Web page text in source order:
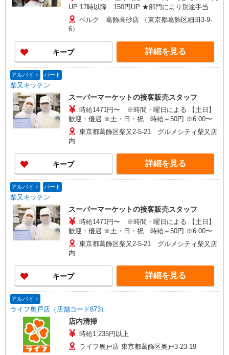
（カート回収・清掃、他／高校生不可）
UP 17時以降 150円UP ★部門により別途手当が
つく場合あり ＜学生アルバイト＞ 17時まで 基
本時給1230円 17時以降 時給1280円（一律夜間
手当含む） ※22時以降は18歳以上（高校生不可）
※22時以降 基本時給より25％UP ★評価制度で
時給UP！ ★パートは日・祝日は更に時給100円
UP！ 上記時間帯は募集時間ではありません。募
ベルク 葛飾高砂店 （東京都葛飾区細田3-9-
6）
キープ 詳細を見る
アルバイト パート
柴又キッチン
スーパーマーケットの接客販売スタッフ
時給1471円〜 ※時間・曜日による 【土日】
歓迎・優遇 ※土・日・祝 時給＋50円 ※6:00〜
8:00 時給＋200円 ※8:00〜9:00 時給＋100円
東京都葛飾区柴又2-5-21 グルメシティ柴又店
内
キープ 詳細を見る
アルバイト パート
柴又キッチン
スーパーマーケットの接客販売スタッフ
時給1471円〜 ※時間・曜日による 【土日】
歓迎・優遇 ※土・日・祝 時給＋50円 ※6:00〜
8:00 時給＋200円 ※8:00〜9:00 時給＋100円
東京都葛飾区柴又2-5-21 グルメシティ柴又店
内
キープ 詳細を見る
アルバイト
ライフ奥戸店（店舗コード873）
店内清掃
時給1,235円以上
ライフ奥戸店 東京都葛飾区奥戸3-23-19